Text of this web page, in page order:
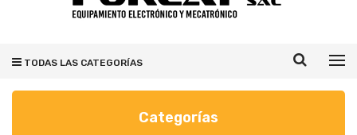
TODAS LAS CATEGORÍAS
Categorías